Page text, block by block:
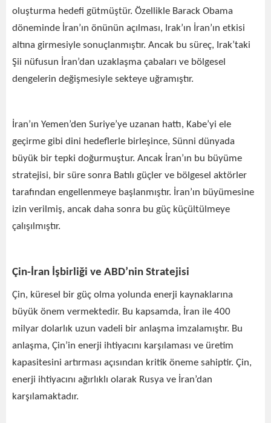
oluşturma hedefi gütmüştür. Özellikle Barack Obama
döneminde İran’ın önünün açılması, Irak’ın İran’ın etkisi
altına girmesiyle sonuçlanmıştır. Ancak bu süreç, Irak’taki
Şii nüfusun İran’dan uzaklaşma çabaları ve bölgesel
dengelerin değişmesiyle sekteye uğramıştır.
İran’ın Yemen’den Suriye’ye uzanan hattı, Kabe’yi ele
geçirme gibi dini hedeflerle birleşince, Sünni dünyada
büyük bir tepki doğurmuştur. Ancak İran’ın bu büyüme
stratejisi, bir süre sonra Batılı güçler ve bölgesel aktörler
tarafından engellenmeye başlanmıştır. İran’ın büyümesine
izin verilmiş, ancak daha sonra bu güç küçültülmeye
çalışılmıştır.
Çin-İran İşbirliği ve ABD’nin Stratejisi
Çin, küresel bir güç olma yolunda enerji kaynaklarına
büyük önem vermektedir. Bu kapsamda, İran ile 400
milyar dolarlık uzun vadeli bir anlaşma imzalamıştır. Bu
anlaşma, Çin’in enerji ihtiyacını karşılaması ve üretim
kapasitesini artırması açısından kritik öneme sahiptir. Çin,
enerji ihtiyacını ağırlıklı olarak Rusya ve İran’dan
karşılamaktadır.